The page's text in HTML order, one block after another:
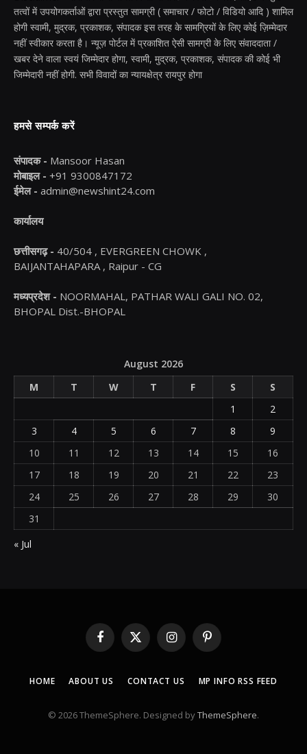
तत्वों में उपयोगकर्ताओं द्वारा प्रस्तुत सामग्री ( समाचार / फोटो / विडियो आदि ) शामिल
होगी स्वामी, मुद्रक, प्रकाशक, संपादक इस तरह के सामग्रियों के लिए कोई ज़िम्मेदार
नहीं स्वीकार करता है। न्यूज़ पोर्टल में प्रकाशित ऐसी सामग्री के लिए संवाददाता /
खबर देने वाला स्वयं जिम्मेदार होगा, स्वामी, मुद्रक, प्रकाशक, संपादक की कोई भी
जिम्मेदारी नहीं होगी. सभी विवादों का न्यायक्षेत्र रायपुर होगा
हमसे सम्पर्क करें
संपादक - Mansoor Hasan
मोबाइल - +91 9300847172
ईमेल - admin@newshint24.com
कार्यालय
छत्तीसगढ़ - 40/504 , EVERGREEN CHOWK ,
BAIJANTAHAPARA , Raipur - CG
मध्यप्रदेश - NOORMAHAL, PATHAR WALI GALI NO. 02,
BHOPAL Dist.-BHOPAL
August 2026
M
T W T F S
S
1
2
3
4 5 6 7 8
9
10
11 12 13 14 15
16
17
18 19 20 21 22
23
24
25 26 27 28 29
30
31
« Jul
Facebook
X
(Twitter)
InstagramPinterest
HOME ABOUT US CONTACT US MP INFO RSS FEED
© 2026 ThemeSphere. Designed byThemeSphere.